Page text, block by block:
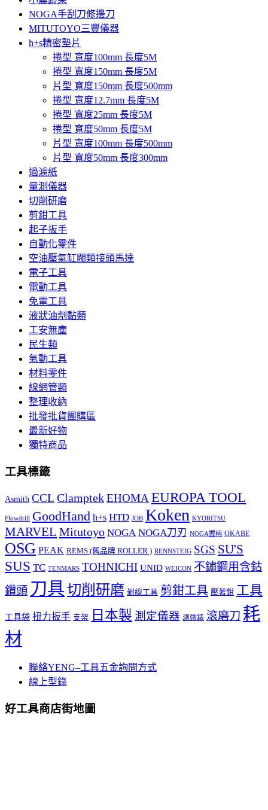
NOGA手刮刀修邊刀
MITUTOYO三豐儀器
h+s精密墊片
捲型 寬度100mm 長度5M
捲型 寬度150mm 長度5M
片型 寬度150mm 長度500mm
捲型 寬度12.7mm 長度5M
捲型 寬度25mm 長度5M
捲型 寬度50mm 長度5M
片型 寬度100mm 長度500mm
片型 寬度50mm 長度300mm
過濾紙
量測儀器
切削研磨
剪鉗工具
起子扳手
自動化零件
空油壓氣缸閥類接頭馬達
電子工具
電動工具
免電工具
液狀油劑黏類
工安無塵
民生類
氣動工具
材料零件
線網管類
整理收納
批發批貨團購區
最新好物
獨特商品
工具標籤
Asmith CCL ClamptekEHOMAEUROPA TOOL
Flowdrill GoodHand h+s HTD JOB Koken KYORITSU
MARVEL Mitutoyo NOGA NOGA刀刃 NOGA握柄 OKABE
OSG PEAK REMS (舊品牌 ROLLER ) RENNSTEIG SGS SU'S
SUS TC TENMARS TOHNICHI UNID WEICON 不鏽鋼用含鈷
鑽頭 刀具切削研磨 剝線工具 剪鉗工具 壓著鉗 工具
工具袋 扭力扳手 支架 日本製 測定儀器 測微錶 滾磨刀 耗
材
聯絡YENG–工具五金詢問方式
線上型錄
好工具商店街地圖